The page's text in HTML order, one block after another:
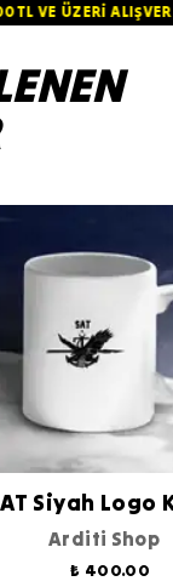
VE ÜZERİ
Siyah Logo
Arditi Shop
₺ 400.00